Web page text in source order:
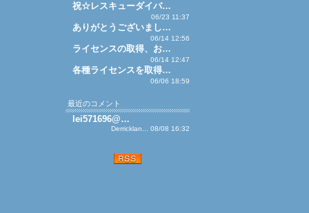
祝☆レスキューダイバ…
06/23 11:37
ありがとうございまし…
06/14 12:56
ライセンスの取得、お…
06/14 12:47
各種ライセンスを取得…
06/06 18:59
最近のコメント
lei571696@…
Derricklan... 08/08 16:32